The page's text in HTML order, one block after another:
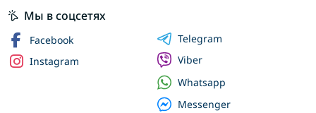
Мы в соцсетях
Facebook
Instagram
Telegram
Viber
Whatsapp
Messenger